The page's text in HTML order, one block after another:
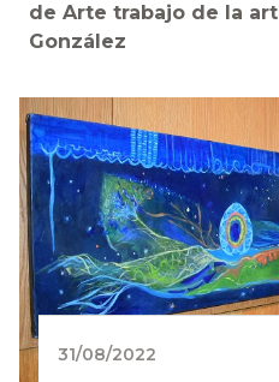
de Arte trabajo de la
González
31/08/2022